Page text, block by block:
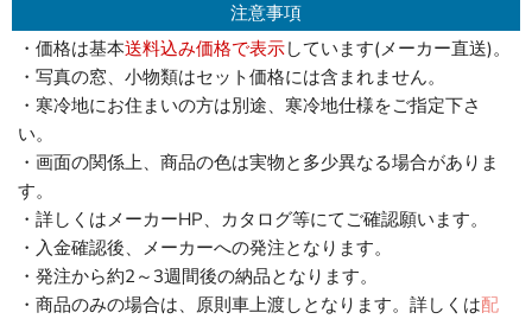
注意事項
・価格は基本送料込み価格で表示しています(メーカー直送)。
・写真の窓、小物類はセット価格には含まれません。
・寒冷地にお住まいの方は別途、寒冷地仕様をご指定下さ
い。
・画面の関係上、商品の色は実物と多少異なる場合がありま
す。
・詳しくはメーカーHP、カタログ等にてご確認願います。
・入金確認後、メーカーへの発注となります。
・発注から約2～3週間後の納品となります。
・商品のみの場合は、原則車上渡しとなります。詳しくは配